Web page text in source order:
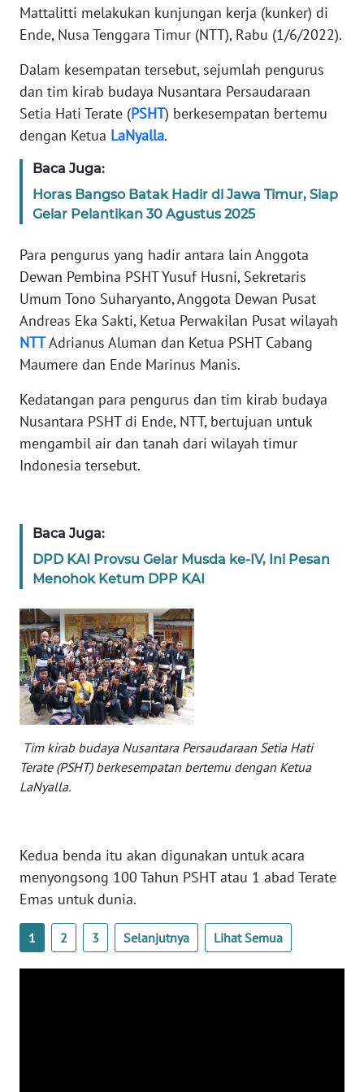
Mattalitti melakukan kunjungan kerja (kunker) di
Ende, Nusa Tenggara Timur (NTT), Rabu (1/6/2022).
Dalam kesempatan tersebut, sejumlah pengurus
dan tim kirab budaya Nusantara Persaudaraan
Setia Hati Terate (PSHT) berkesempatan bertemu
dengan Ketua LaNyalla.
Baca Juga:
Horas Bangso Batak Hadir di Jawa Timur, Siap
Gelar Pelantikan 30 Agustus 2025
Para pengurus yang hadir antara lain Anggota
Dewan Pembina PSHT Yusuf Husni, Sekretaris
Umum Tono Suharyanto, Anggota Dewan Pusat
Andreas Eka Sakti, Ketua Perwakilan Pusat wilayah
NTTAdrianus Aluman dan Ketua PSHT Cabang
Maumere dan Ende Marinus Manis.
Kedatangan para pengurus dan tim kirab budaya
Nusantara PSHT di Ende, NTT, bertujuan untuk
mengambil air dan tanah dari wilayah timur
Indonesia tersebut.
Baca Juga:
DPD KAI Provsu Gelar Musda ke-IV, Ini Pesan
Menohok Ketum DPP KAI
Tim kirab budaya Nusantara Persaudaraan Setia Hati
Terate (PSHT) berkesempatan bertemu dengan Ketua
LaNyalla.
Kedua benda itu akan digunakan untuk acara
menyongsong 100 Tahun PSHT atau 1 abad Terate
Emas untuk dunia.
1 2 3 Selanjutnya Lihat Semua
Informasi
INDEKS
KONTAK
KAMI
INFO
TENTANG
PEDOMAN
MEDIA
SIBER
REDAKSI
KARIR
DISCLAIMER
WN
SUMUT
WN
JAKARTA
WN
JABAR
WN
WN
KEPRI
WN
PAPUA